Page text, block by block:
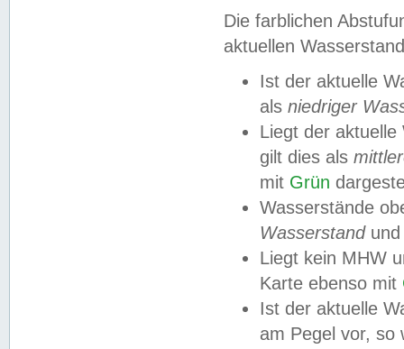
Die farblichen
aktuellen
Ist der aktuelle
als niedriger
Liegt der
gilt dies als
mit Grün
Wasserstände
Wasserstandund
Liegt kein MHW
Karte ebenso mit
Ist der aktuelle
am Pegel vor,